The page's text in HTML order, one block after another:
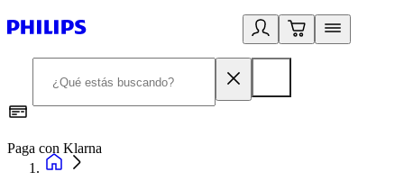
Paga con Klarna